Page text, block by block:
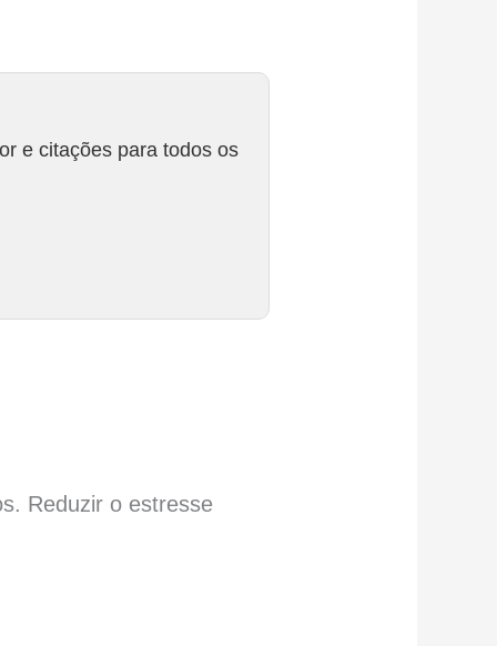
e citações para todos os
Reduzir o estresse